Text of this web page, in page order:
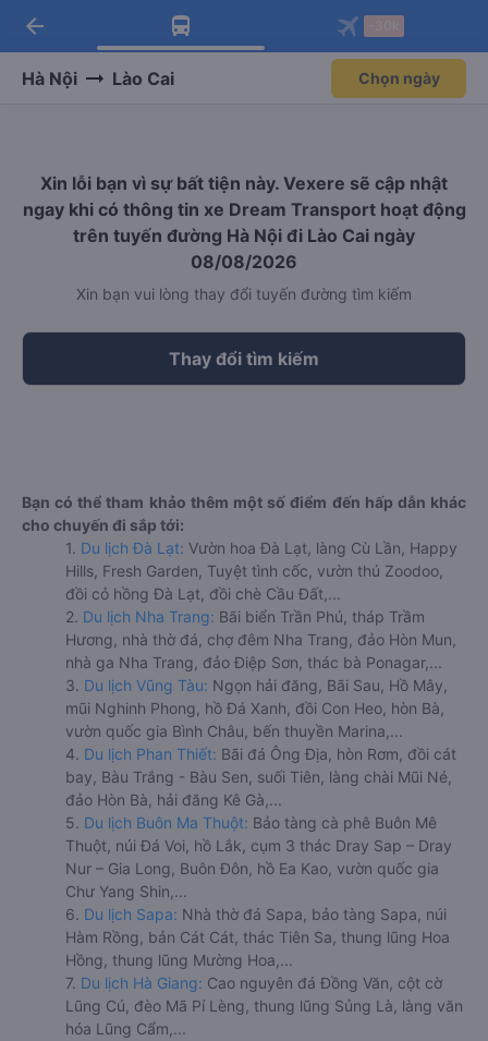
Tải app Vexere ngay!
Nhận ưu đãi thành viên độc
Mở app
Tải app Vexere
-30k/ghế khi đặt vé máy bay qua
Mở app
arrow_back
Hà Nội Lào Cai Chọn ngày
Xin lỗi bạn vì sự bất tiện này. Vexere sẽ cập nhật
ngay khi có thông tin xe Dream Transport hoạt động
trên tuyến đường Hà Nội đi Lào Cai ngày
08/08/2026
Xin bạn vui lòng thay đổi tuyến đường tìm kiếm
Thay đổi tìm kiếm
Bạn có thể tham khảo thêm một số điểm đến hấp dẫn khác
cho chuyến đi sắp tới:
1. Du lịch Đà Lạt: Vườn hoa Đà Lạt, làng Cù Lần, Happy
Hills, Fresh Garden, Tuyệt tình cốc, vườn thú Zoodoo,
đồi cỏ hồng Đà Lạt, đồi chè Cầu Đất,...
2. Du lịch Nha Trang: Bãi biển Trần Phú, tháp Trầm
Hương, nhà thờ đá, chợ đêm Nha Trang, đảo Hòn Mun,
nhà ga Nha Trang, đảo Điệp Sơn, thác bà Ponagar,...
3. Du lịch Vũng Tàu: Ngọn hải đăng, Bãi Sau, Hồ Mây,
mũi Nghinh Phong, hồ Đá Xanh, đồi Con Heo, hòn Bà,
vườn quốc gia Bình Châu, bến thuyền Marina,...
4. Du lịch Phan Thiết: Bãi đá Ông Địa, hòn Rơm, đồi cát
bay, Bàu Trắng - Bàu Sen, suối Tiên, làng chài Mũi Né,
đảo Hòn Bà, hải đăng Kê Gà,...
5. Du lịch Buôn Ma Thuột: Bảo tàng cà phê Buôn Mê
Thuột, núi Đá Voi, hồ Lắk, cụm 3 thác Dray Sap – Dray
Nur – Gia Long, Buôn Đôn, hồ Ea Kao, vườn quốc gia
Chư Yang Shin,...
6. Du lịch Sapa: Nhà thờ đá Sapa, bảo tàng Sapa, núi
Hàm Rồng, bản Cát Cát, thác Tiên Sa, thung lũng Hoa
Hồng, thung lũng Mường Hoa,...
7. Du lịch Hà Giang: Cao nguyên đá Đồng Văn, cột cờ
Lũng Cú, đèo Mã Pí Lèng, thung lũng Sủng Là, làng văn
hóa Lũng Cẩm,...